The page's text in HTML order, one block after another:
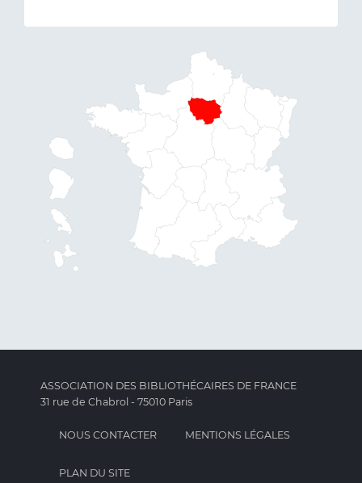
ASSOCIATION DES BIBLIOTHÉCAIRES DE FRANCE
31 rue de Chabrol - 75010 Paris
NOUS CONTACTER MENTIONS LÉGALES
PLAN DU SITE